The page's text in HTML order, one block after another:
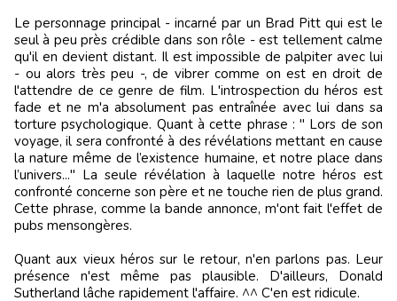
Le personnage principal - incarné par un Brad Pitt qui est le
seul à peu près crédible dans son rôle - est tellement calme
qu'il en devient distant. Il est impossible de palpiter avec lui
- ou alors très peu -, de vibrer comme on est en droit de
l'attendre de ce genre de film. L'introspection du héros est
fade et ne m'a absolument pas entraînée avec lui dans sa
torture psychologique. Quant à cette phrase : " Lors de son
voyage, il sera confronté à des révélations mettant en cause
la nature même de l’existence humaine, et notre place dans
l’univers..." La seule révélation à laquelle notre héros est
confronté concerne son père et ne touche rien de plus grand.
Cette phrase, comme la bande annonce, m'ont fait l'effet de
pubs mensongères.
Quant aux vieux héros sur le retour, n'en parlons pas. Leur
présence n'est même pas plausible. D'ailleurs, Donald
Sutherland lâche rapidement l'affaire. ^^ C'en est ridicule.